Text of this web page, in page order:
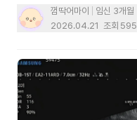
껌딱어마이
임신 3개월
2026.04.21 조회 595